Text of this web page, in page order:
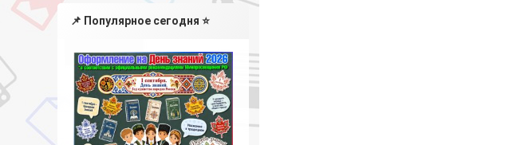
📌 Популярное сегодня ⭐